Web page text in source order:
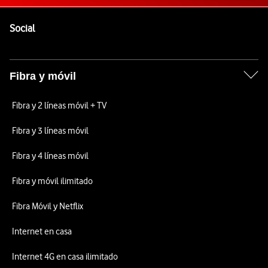
SocialEnlaces a las redes sociales de Vodafone
Fibra y móvil
Fibra y 2 líneas móvil + TV
Fibra y 3 líneas móvil
Fibra y 4 líneas móvil
Fibra y móvil ilimitado
Fibra Móvil y Netflix
Internet en casa
Internet 4G en casa ilimitado